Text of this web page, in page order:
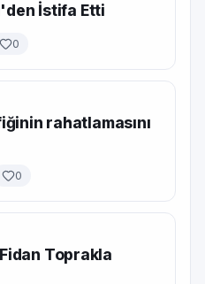
İstifa Etti
0
rahatlamasını
0
Toprakla